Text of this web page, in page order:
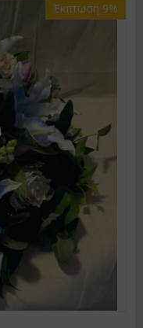
Έκπτωση 9%